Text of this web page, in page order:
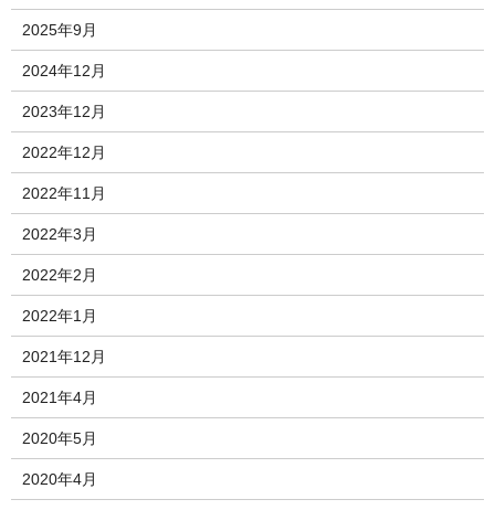
2025年9月
2024年12月
2023年12月
2022年12月
2022年11月
2022年3月
2022年2月
2022年1月
2021年12月
2021年4月
2020年5月
2020年4月